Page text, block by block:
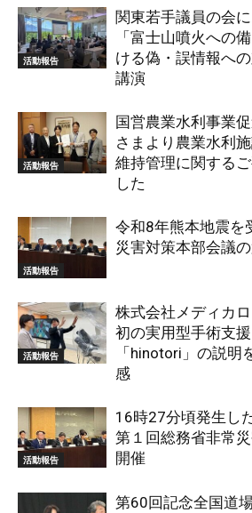
活動報告
関東若手議員の会
「富士山噴火への
ける偽・誤情報へ
講演
活動報告
国営農業水利事業
さまより農業水利
維持管理に関する
した
活動報告
令和8年熊本地震を
災害対策本部会議
活動報告
株式会社メディカ
初の実用型手術支
「hinotori」の説明
感
活動報告
16時27分頃発生し
第１回総務省非常
開催
第60回記念全国道